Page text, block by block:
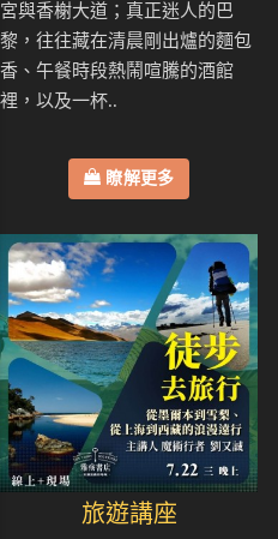
宮與香榭大道；真正迷人的巴
黎，往往藏在清晨剛出爐的麵包
香、午餐時段熱鬧喧騰的酒館
裡，以及一杯..
瞭解更多
旅遊講座